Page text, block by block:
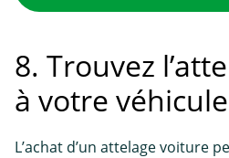
8. Trouvez
à votre
L’achat d’un attelage voiture